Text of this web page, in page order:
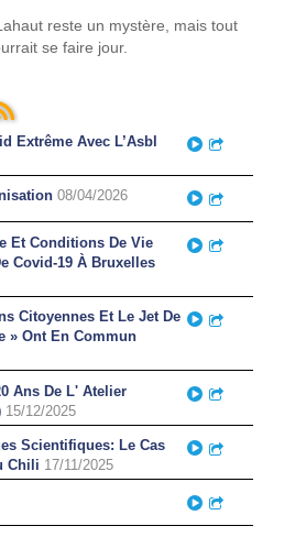
reste un mystère, mais tout
se faire jour.
Extrême Avec L’Asbl
Play
08/04/2026 Play
Et Conditions De Vie
Covid-19 À Bruxelles
Play
Citoyennes Et Le Jet De
» Ont En Commun
Play
Ans De L' Atelier
15/12/2025
Play
Scientifiques: Le Cas
Chili 17/11/2025
Play
Play